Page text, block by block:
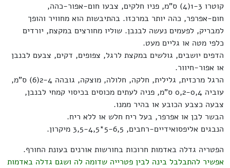
קוטרו 1-3(4) ס"מ, פניו חלקים, צבעו חום-אפור-כהה,
חום-אפרפר, כהה יותר במרכזו. בהתיבשות הוא מחוויר והופך
למבריק, לפעמים נעשה לבנבן. שוליו מחורצים במקצת, יורדים
כלפי מטה או גליים מעט.
הדפים יושבים, גולשים במקצת לרגל, צפופים, דקים, צבעם לבנבן
או אפור-חיוור.
הרגל מרכזית, גלילית, חלקה, חלולה, מוצקה, גובהה 2-4(6) ס"מ,
עוביה 0,2-0,4 ס"מ, פניה לעתים מכוסים בכיסוי קמחי לבנבן,
צבעה כצבע הכובע או בהיר ממנו.
הבשר לבן או אפרפר, בעל ריח חלש או ללא ריח.
הנבגים אליפסואידיים-רחבים, 5-6,5*3,5-4,5 מיקרון.
הפטריה גדלה באדמות חרוכות בחורשות אורנים בעונת החורף.
אפשיר להתבלבל בינה לבין פטרייה שדומה לה ושגם גדלה באדמות